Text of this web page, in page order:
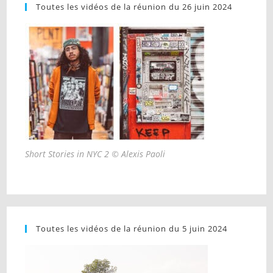
Toutes les vidéos de la réunion du 26 juin 2024
Short Stories in NYC 2 © Alexis Paoli
Toutes les vidéos de la réunion du 5 juin 2024